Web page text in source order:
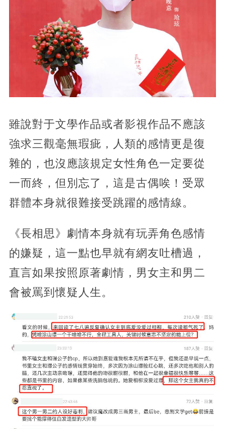
雖說對于文學作品或者影視作品不應該
強求三觀毫無瑕疵，人類的感情更是復
雜的，也沒應該規定女性角色一定要從
一而終，但別忘了，這是古偶唉！受眾
群體本身就很難接受跳躍的感情線。
《長相思》劇情本身就有玩弄角色感情
的嫌疑，這一點也早就有網友吐槽過，
直言如果按照原著劇情，男女主和男二
會被罵到懷疑人生。